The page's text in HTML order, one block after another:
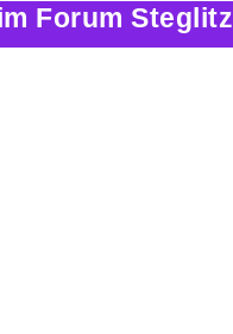
Forum Steglitz